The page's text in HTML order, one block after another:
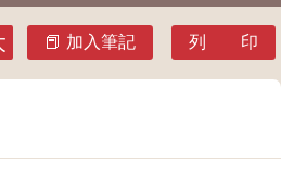
加入筆記 列 印